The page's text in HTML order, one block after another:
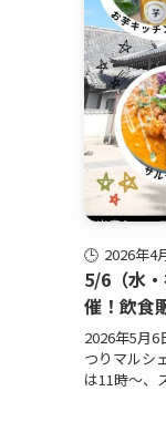
2026年4
5/6（水
催！飲食
2026年5月
つりマルシ
は11時～、